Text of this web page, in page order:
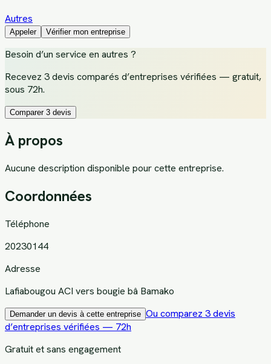
Autres
Appeler Vérifier mon entreprise
Besoin d’un service en autres ?
Recevez 3 devis comparés d’entreprises vérifiées — gratuit,
sous 72h.
Comparer 3 devis
À propos
Aucune description disponible pour cette entreprise.
Coordonnées
Téléphone
20230144
Adresse
Lafiabougou ACI vers bougie bâ Bamako
Demander un devis à cette entreprise Ou comparez 3 devis
d’entreprises vérifiées — 72h
Gratuit et sans engagement